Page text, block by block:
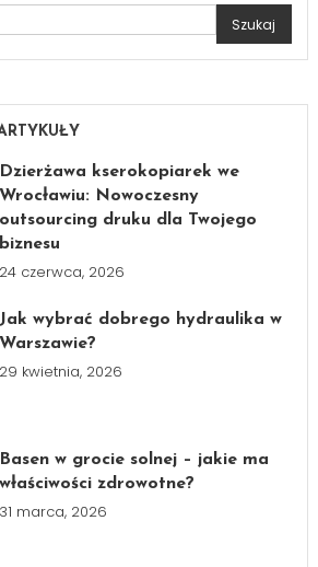
Szukaj
Dzierżawa kserokopiarek we
Wrocławiu: Nowoczesny
outsourcing druku dla Twojego
biznesu
24 czerwca, 2026
Jak wybrać dobrego hydraulika w
Warszawie?
29 kwietnia, 2026
Basen w grocie solnej – jakie ma
właściwości zdrowotne?
31 marca, 2026